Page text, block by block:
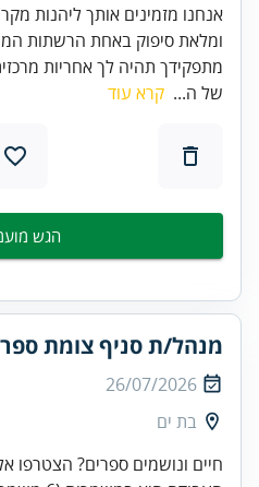
אנחנו מזמינים אותך ליהנות
ומלאת סיפוק באחת הרשתות
מתפקידך תהיה לך אחריות
של ה... קרא עוד
הגש
מנהל/ת סניף צומת
26/07/2026
בת ים